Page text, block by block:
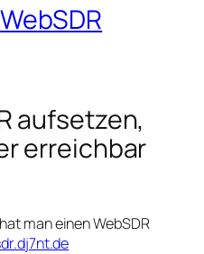
aufsetzen,
erreichbar
man einen WebSDR